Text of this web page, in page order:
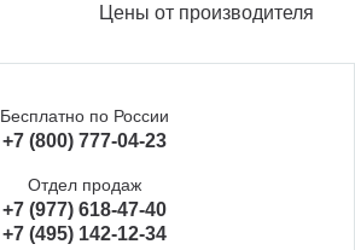
Цены от производителя
Бесплатно по России
+7 (800) 777-04-23
Отдел продаж
+7 (977) 618-47-40
+7 (495) 142-12-34